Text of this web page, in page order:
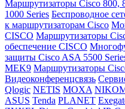
Маршрутизаторы Cisco 800,
1000 Series Беспроводное
к маршрутизаторам Cisco
СISCO Маршрутизаторы
обеспечение СISCO
защиты Cisco ASA 5500
MEK9 Маршрутизаторы
Видеоконференцсвязь
Qlogic NETIS MOXA
ASUS Tenda PLANET